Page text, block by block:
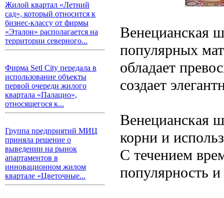
Жилой квартал «Летний
сад», который относится к
бизнес-классу от фирмы
«Эталон» располагается на
территории северного...
Фирма Setl City передала в
использование объекты
первой очереди жилого
квартала «Палацио»,
относящегося к...
Группа предприятий МИЦ
приняла решение о
выведении на рынок
апартаментов в
инновационном жилом
квартале «Цветочные...
Венецианская
популярных
обладает
создает
Венецианская
корни и
С течением
популярность